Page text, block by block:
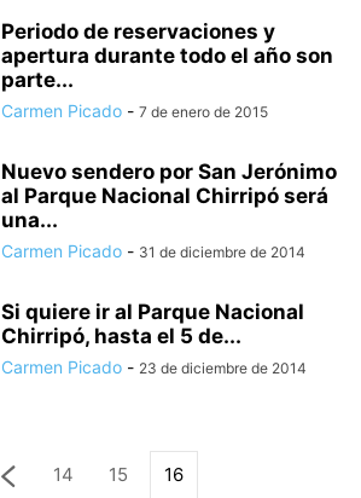
Periodo de reservaciones y
apertura durante todo el año son
parte...
Carmen Picado - 7 de enero de 2015
Nuevo sendero por San Jerónimo
al Parque Nacional Chirripó será
una...
Carmen Picado - 31 de diciembre de 2014
Si quiere ir al Parque Nacional
Chirripó, hasta el 5 de...
Carmen Picado - 23 de diciembre de 2014
14 15 16